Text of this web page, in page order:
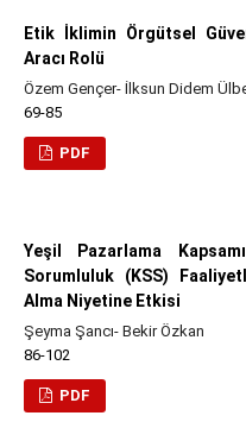
Etik İklimin Örgütsel
Aracı Rolü
Özem Gençer- İlksun Didem
69-85
PDF
Yeşil Pazarlama
Sorumluluk (KSS)
Alma Niyetine Etkisi
Şeyma Şancı- Bekir Özkan
86-102
PDF